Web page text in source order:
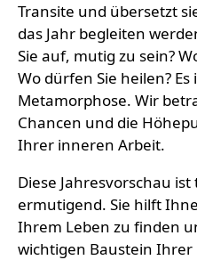
Transite und übersetzt
das Jahr begleiten
Sie auf, mutig zu sein?
Wo dürfen Sie heilen?
Metamorphose. Wir
Chancen und die
Ihrer inneren Arbeit.
Diese Jahresvorschau
ermutigend. Sie hilft
Ihrem Leben zu finden
wichtigen Baustein